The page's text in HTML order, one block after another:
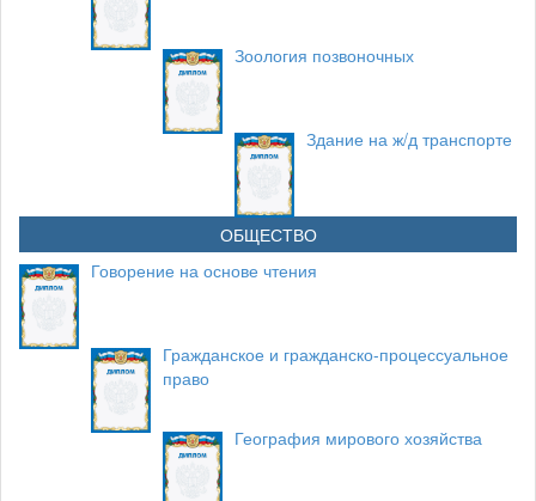
Зоология позвоночных
Здание на ж/д транспорте
ОБЩЕСТВО
Говорение на основе чтения
Гражданское и гражданско-процессуальное
право
География мирового хозяйства